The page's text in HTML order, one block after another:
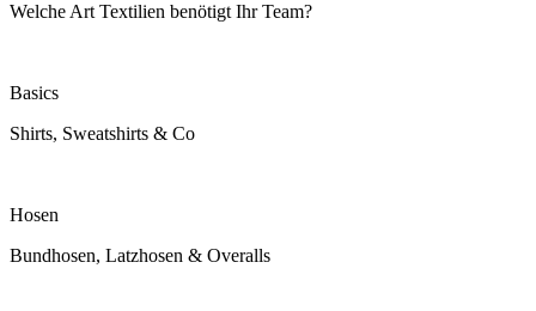
Welche Art Textilien benötigt Ihr Team?
Basics
Shirts, Sweatshirts & Co
Hosen
Bundhosen, Latzhosen & Overalls